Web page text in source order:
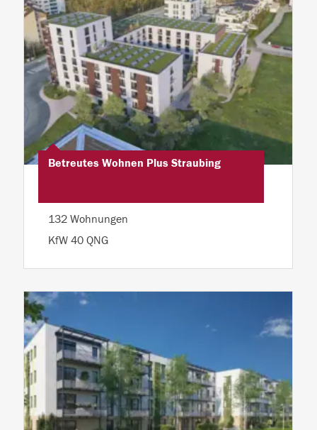
Betreutes Wohnen Plus Straubing
132 Wohnungen
KfW 40 QNG